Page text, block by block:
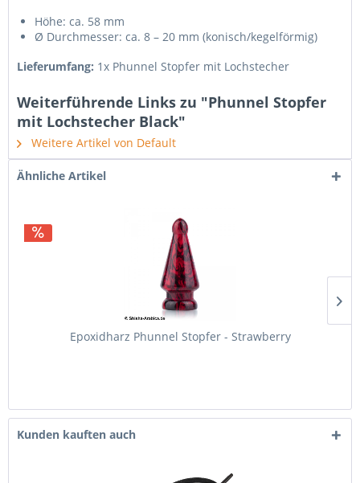
Höhe: ca. 58 mm
Ø Durchmesser: ca. 8 – 20 mm (konisch/kegelförmig)
Lieferumfang: 1x Phunnel Stopfer mit Lochstecher
Weiterführende Links zu "Phunnel Stopfer
mit Lochstecher Black"
Weitere Artikel von Default
Ähnliche Artikel
Epoxidharz Phunnel Stopfer - Strawberry
Kunden kauften auch